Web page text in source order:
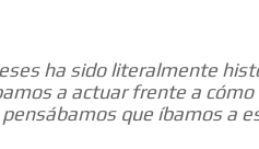
ha sido literalmente
a actuar frente a
que íbamos a